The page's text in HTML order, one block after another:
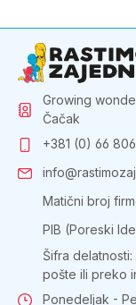
Growing
Čačak
+381 (0) 66
Matični broj
PIB (Poreski
Šifra
pošte ili preko
Ponedeljak -